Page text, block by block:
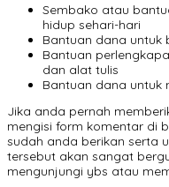
Sembako atau
hidup sehari-hari
Bantuan dana untuk
Bantuan
dan alat tulis
Bantuan dana untuk
Jika anda pernah
mengisi form komentar di
sudah anda berikan serta
tersebut akan sangat
mengunjungi ybs atau